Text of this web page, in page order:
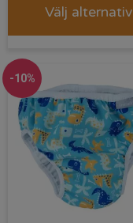
Välj alternativ
-10%